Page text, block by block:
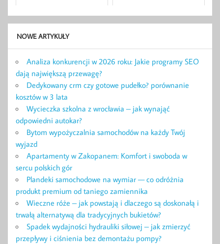
NOWE ARTYKUŁY
Analiza konkurencji w 2026 roku: Jakie programy SEO
dają największą przewagę?
Dedykowany crm czy gotowe pudełko? porównanie
kosztów w 3 lata
Wycieczka szkolna z wrocławia – jak wynająć
odpowiedni autokar?
Bytom wypożyczalnia samochodów na każdy Twój
wyjazd
Apartamenty w Zakopanem: Komfort i swoboda w
sercu polskich gór
Plandeki samochodowe na wymiar — co odróżnia
produkt premium od taniego zamiennika
Wieczne róże – jak powstają i dlaczego są doskonałą i
trwałą alternatywą dla tradycyjnych bukietów?
Spadek wydajności hydrauliki siłowej – jak zmierzyć
przepływy i ciśnienia bez demontażu pompy?